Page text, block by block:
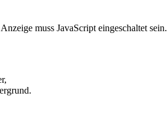
muss JavaScript eingeschaltet sein.